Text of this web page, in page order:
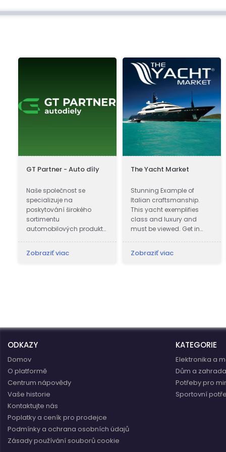
GT Partner - Auto díly
Naše společnost se
specializuje na
poskytování širokého
sortimentu
automobilových produktů
uspokojí všechny vaše
potřeby. Ať už hledáte
Zobraziť viac
The Yacht Market
Stunning Example of
Italian craftsmanship.
This yacht exemplifies
class and luxury and
must be viewed. Get in
Zobraziť viac
ODKAZY
Domov
O platformě
Centrum nápovědy
Vaše historie
Kontaktujte nás
Poplatky a ceník pro prodejce
Podmínky a ochrana osobních údajů
Zásady používání souborů cookie
KATEGORIE
Elektronika a
Dům a zahrada
Potřeby pro
Sportovní